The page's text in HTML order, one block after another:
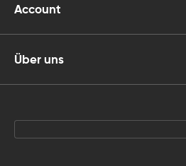
Account
Über uns